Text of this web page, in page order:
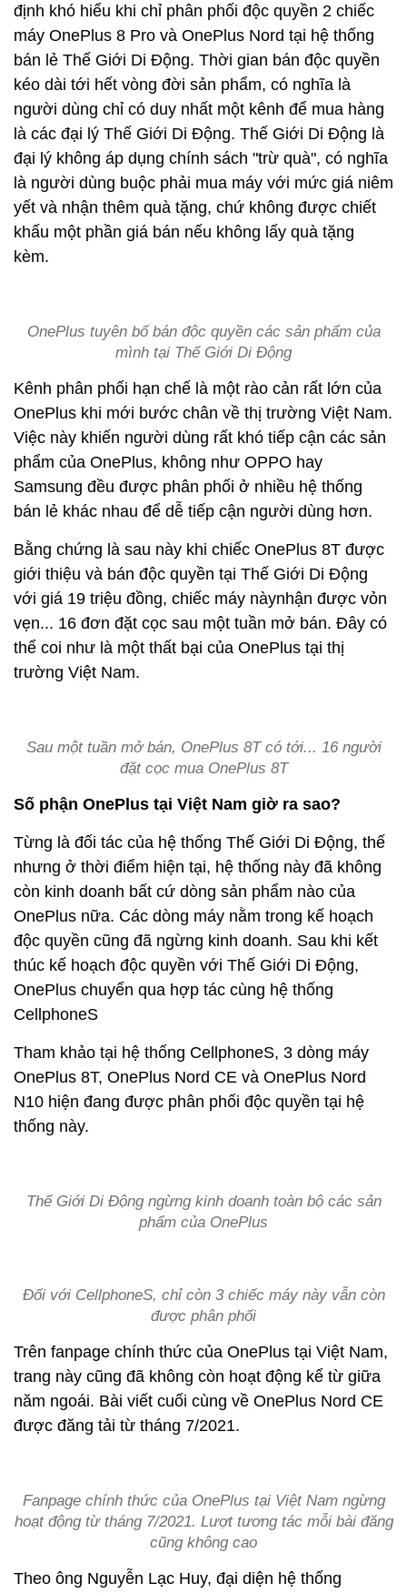
định khó hiểu khi chỉ phân phối độc quyền 2 chiếc
máy OnePlus 8 Pro và OnePlus Nord tại hệ thống
bán lẻ Thế Giới Di Động. Thời gian bán độc quyền
kéo dài tới hết vòng đời sản phẩm, có nghĩa là
người dùng chỉ có duy nhất một kênh để mua hàng
là các đại lý Thế Giới Di Động. Thế Giới Di Động là
đại lý không áp dụng chính sách "trừ quà", có nghĩa
là người dùng buộc phải mua máy với mức giá niêm
yết và nhận thêm quà tặng, chứ không được chiết
khấu một phần giá bán nếu không lấy quà tặng
kèm.
OnePlus tuyên bố bán độc quyền các sản phẩm của
mình tại Thế Giới Di Động
Kênh phân phối hạn chế là một rào cản rất lớn của
OnePlus khi mới bước chân về thị trường Việt Nam.
Việc này khiến người dùng rất khó tiếp cận các sản
phẩm của OnePlus, không như OPPO hay
Samsung đều được phân phối ở nhiều hệ thống
bán lẻ khác nhau để dễ tiếp cận người dùng hơn.
Bằng chứng là sau này khi chiếc OnePlus 8T được
giới thiệu và bán độc quyền tại Thế Giới Di Động
với giá 19 triệu đồng, chiếc máy nàynhận được vỏn
vẹn... 16 đơn đặt cọc sau một tuần mở bán. Đây có
thể coi như là một thất bại của OnePlus tại thị
trường Việt Nam.
Sau một tuần mở bán, OnePlus 8T có tới... 16 người
đặt cọc mua OnePlus 8T
Số phận OnePlus tại Việt Nam giờ ra sao?
Từng là đối tác của hệ thống Thế Giới Di Động, thế
nhưng ở thời điểm hiện tại, hệ thống này đã không
còn kinh doanh bất cứ dòng sản phẩm nào của
OnePlus nữa. Các dòng máy nằm trong kế hoạch
độc quyền cũng đã ngừng kinh doanh. Sau khi kết
thúc kế hoạch độc quyền với Thế Giới Di Động,
OnePlus chuyển qua hợp tác cùng hệ thống
CellphoneS
Tham khảo tại hệ thống CellphoneS, 3 dòng máy
OnePlus 8T, OnePlus Nord CE và OnePlus Nord
N10 hiện đang được phân phối độc quyền tại hệ
thống này.
Thế Giới Di Động ngừng kinh doanh toàn bộ các sản
phẩm của OnePlus
Đối với CellphoneS, chỉ còn 3 chiếc máy này vẫn còn
được phân phối
Trên fanpage chính thức của OnePlus tại Việt Nam,
trang này cũng đã không còn hoạt động kể từ giữa
năm ngoái. Bài viết cuối cùng về OnePlus Nord CE
được đăng tải từ tháng 7/2021.
Fanpage chính thức của OnePlus tại Việt Nam ngừng
hoạt động từ tháng 7/2021. Lượt tương tác mỗi bài đăng
cũng không cao
Theo ông Nguyễn Lạc Huy, đại diện hệ thống